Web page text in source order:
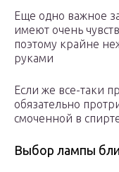
Еще одно важное
имеют очень
поэтому крайне
руками
Если же все-таки
обязательно
смоченной в
Выбор лампы